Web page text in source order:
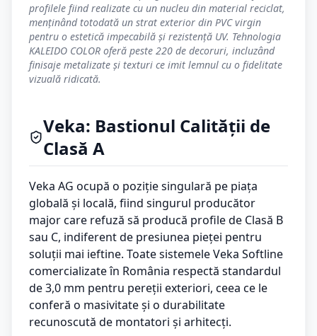
profilele fiind realizate cu un nucleu din material reciclat,
menținând totodată un strat exterior din PVC virgin
pentru o estetică impecabilă și rezistență UV. Tehnologia
KALEIDO COLOR oferă peste 220 de decoruri, incluzând
finisaje metalizate și texturi ce imit lemnul cu o fidelitate
vizuală ridicată.
Veka: Bastionul Calității de
Clasă A
Veka AG ocupă o poziție singulară pe piața
globală și locală, fiind singurul producător
major care refuză să producă profile de Clasă B
sau C, indiferent de presiunea pieței pentru
soluții mai ieftine. Toate sistemele Veka Softline
comercializate în România respectă standardul
de 3,0 mm pentru pereții exteriori, ceea ce le
conferă o masivitate și o durabilitate
recunoscută de montatori și arhitecți.